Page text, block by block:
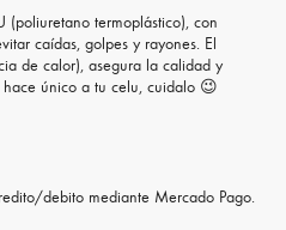
(poliuretano termoplástico), con
caídas, golpes y rayones. El
de calor), asegura la calidad y
único a tu celu, cuidalo 😉
debito mediante Mercado Pago.